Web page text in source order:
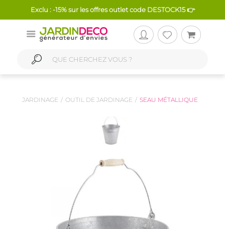
Exclu : -15% sur les offres outlet code DESTOCK15 👉
JARDINAGE OUTIL DE JARDINAGE SEAU MÉTALLIQUE